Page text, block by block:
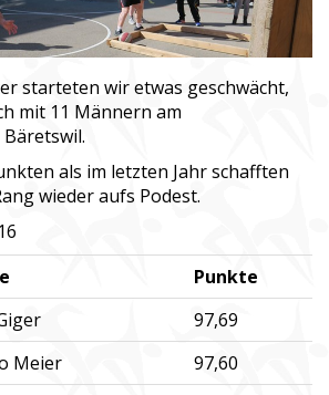
starteten wir etwas geschwächt,
mit 11 Männern am
als im letzten Jahr schafften
wieder aufs Podest.
Punkte
97,69
Meier
97,60